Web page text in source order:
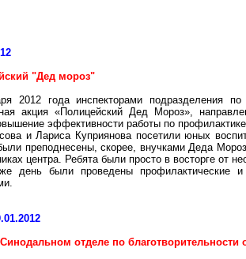
"Дед мороз"
2012 года инспекторами подразделения
акция «Полицейский Дед Мороз»,
эффективности работы по профилактике
и Лариса Куприянова посетили юных
преподнесены, скорее, внучками Деда
центра. Ребята были просто в восторге от
день были проведены профилактические
отделе по